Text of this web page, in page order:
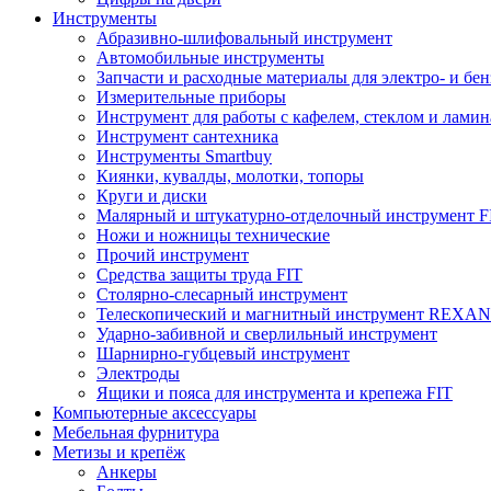
Инструменты
Абразивно-шлифовальный инструмент
Автомобильные инструменты
Запчасти и расходные материалы для электро- и
Измерительные приборы
Инструмент для работы с кафелем, стеклом и
Инструмент сантехника
Инструменты Smartbuy
Киянки, кувалды, молотки, топоры
Круги и диски
Малярный и штукатурно-отделочный инструмент
Ножи и ножницы технические
Прочий инструмент
Средства защиты труда FIT
Столярно-слесарный инструмент
Телескопический и магнитный инструмент
Ударно-забивной и сверлильный инструмент
Шарнирно-губцевый инструмент
Электроды
Ящики и пояса для инструмента и крепежа FIT
Компьютерные аксессуары
Мебельная фурнитура
Метизы и крепёж
Анкеры